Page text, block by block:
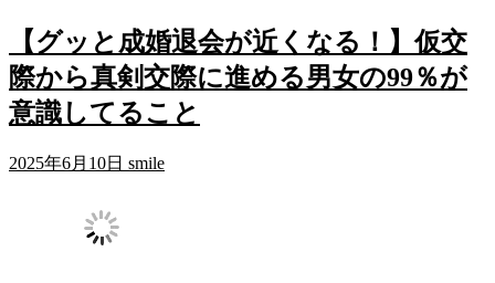
【グッと成婚退会が近くなる！】仮交
際から真剣交際に進める男女の99％が
意識してること
2025年6月10日 smile